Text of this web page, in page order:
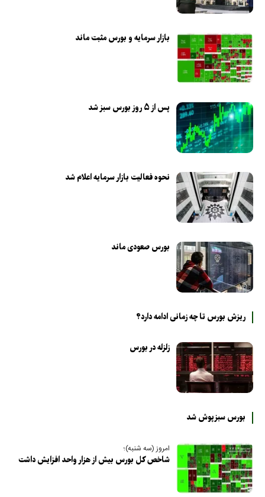
بازار سرمایه و بورس مثبت ماند
پس از ۵ روز بورس سبز شد
نحوه فعالیت بازار سرمایه اعلام شد
بورس صعودی ماند
ریزش بورس تا چه زمانی ادامه دارد؟
زلزله در بورس
بورس سبزپوش شد
امروز (سه شنبه)؛
شاخص کل بورس بیش از هزار واحد افزایش داشت